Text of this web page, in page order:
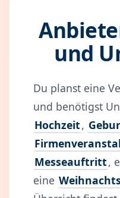
und
Du planst eine
und benötigst
Hochzeit,
Messeauftritt,
eine